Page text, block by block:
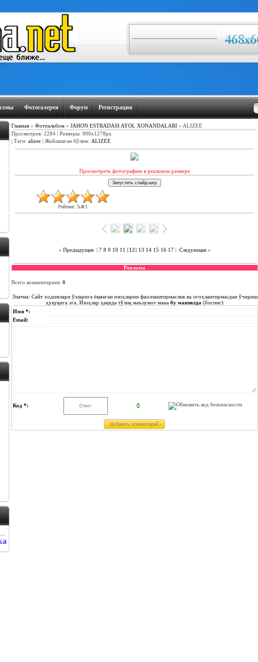
Фотогалерея Форум Регистрация
Главная» Фотоальбом» JAHON ESTRADASI AYOL XONANDALARI» ALIZEE
Просмотров: 2284 | Размеры: 900x1278px
Теги: alizee| Жойлашган бўлим: ALIZEE
Просмотреть фотографию в реальном размере
Рейтинг: 5.0/1
« Предыдущая| 7 8 9 10 11 [12] 13 14 15 16 17| Следующая »
Реклама
Всего комментариев: 0
Элатма: Сайт ходимлари ўзларига ёқмаган изоҳларни фаоллаштирмаслик ва огоҳлантирмасдан ўчириш
ҳуқуқига эга. Изоҳлар ҳақида тўлиқ маълумот манабу манзилда (босинг)
Имя *:
Email:
Код *: